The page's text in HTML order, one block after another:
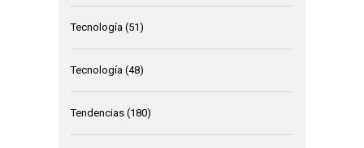
Tecnología (51)
Tecnología (48)
Tendencias (180)